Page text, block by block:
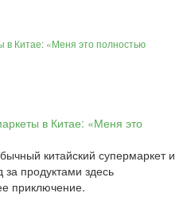
в Китае: «Меня это полностью
китайский супермаркет и
продуктами здесь
приключение.